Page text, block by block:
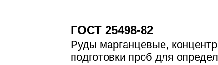
ГОСТ 25498-82
Руды марганцевые,
подготовки проб для